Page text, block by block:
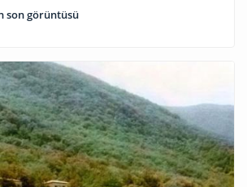
son görüntüsü